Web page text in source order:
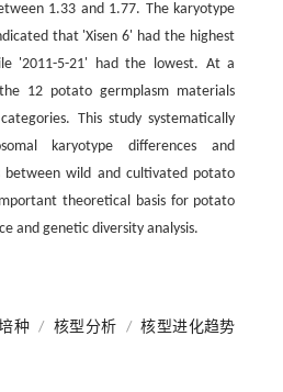
1.33 and 1.77. The karyotype
that 'Xisen 6' had the highest
'2011-5-21' had the lowest. At a
12 potato germplasm materials
This study systematically
karyotype differences and
between wild and cultivated potato
theoretical basis for potato
and genetic diversity analysis.
种 / 核型分析 / 核型进化趋势